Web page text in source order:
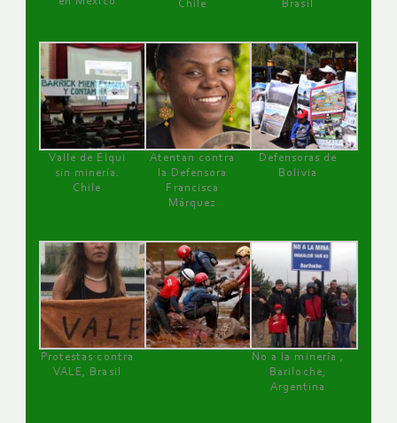
Chile
Brasil
Valle de Elqui
sin minería.
Chile
Atentan contra
la Defensora
Francisca
Márquez
Defensoras de
Bolivia
Protestas contra
VALE, Brasil
No a la minería ,
Bariloche,
Argentina